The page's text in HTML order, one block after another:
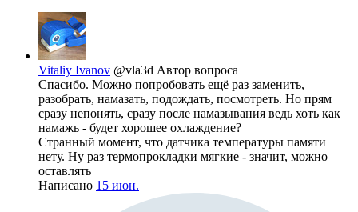
Vitaliy Ivanov @vla3d Автор вопроса
Спасибо. Можно попробовать ещё раз заменить,
разобрать, намазать, подождать, посмотреть. Но прям
сразу непонять, сразу после намазывания ведь хоть как
намажь - будет хорошее охлаждение?
Странный момент, что датчика температуры памяти
нету. Ну раз термопрокладки мягкие - значит, можно
оставлять
Написано 15 июн.